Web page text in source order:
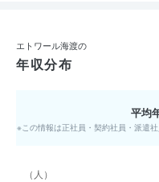
エトワール海渡の
年収分布
平均
※この情報は正社員・契約社員・派遣
（人）